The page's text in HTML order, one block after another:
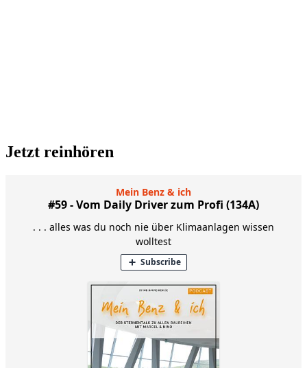
Jetzt reinhören